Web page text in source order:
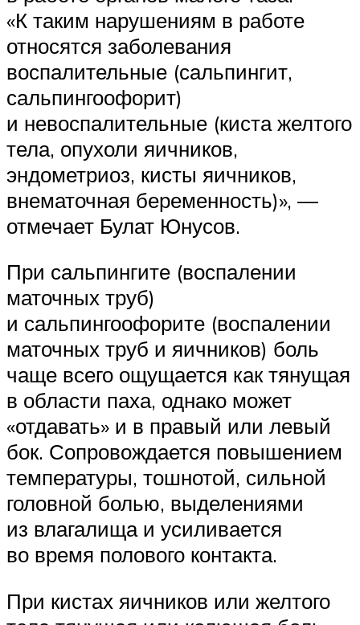
«К таким нарушениям в работе
относятся заболевания
воспалительные (сальпингит,
сальпингоофорит)
и невоспалительные (киста желтого
тела, опухоли яичников,
эндометриоз, кисты яичников,
внематочная беременность)», —
отмечает Булат Юнусов.
При сальпингите (воспалении
маточных труб)
и сальпингоофорите (воспалении
маточных труб и яичников) боль
чаще всего ощущается как тянущая
в области паха, однако может
«отдавать» и в правый или левый
бок. Сопровождается повышением
температуры, тошнотой, сильной
головной болью, выделениями
из влагалища и усиливается
во время полового контакта.
При кистах яичников или желтого